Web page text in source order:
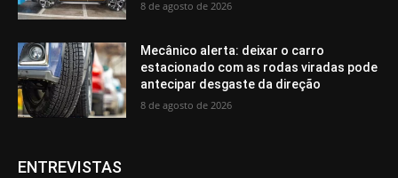
8 de agosto de 2026
Mecânico alerta: deixar o carro
estacionado com as rodas viradas pode
antecipar desgaste da direção
8 de agosto de 2026
ENTREVISTAS